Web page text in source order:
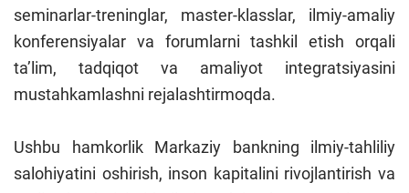
seminarlar-treninglar, master-klasslar, ilmiy-amaliy
konferensiyalar va forumlarni tashkil etish orqali
ta’lim, tadqiqot va amaliyot integratsiyasini
mustahkamlashni rejalashtirmoqda.
Ushbu hamkorlik Markaziy bankning ilmiy-tahliliy
salohiyatini oshirish, inson kapitalini rivojlantirish va